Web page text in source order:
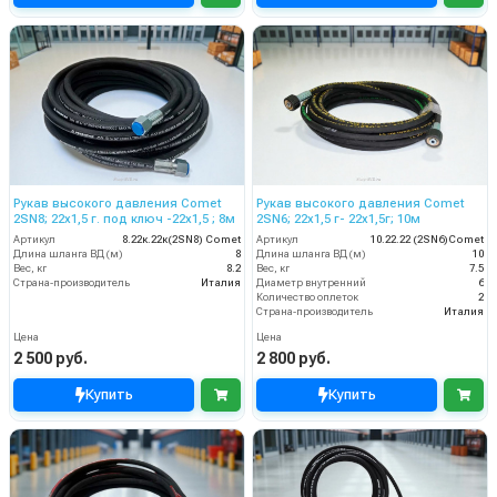
Рукав высокого давления Comet
2SN8; 22х1,5 г. под ключ -22х1,5 ; 8м
Артикул
8.22к.22к(2SN8) Comet
Длина шланга ВД (м)
8
Вес, кг
8.2
Страна-производитель
Италия
Цена
2 500 руб.
Купить
Рукав высокого давления Comet
2SN6; 22х1,5 г- 22х1,5г; 10м
Артикул
10.22.22 (2SN6)Comet
Длина шланга ВД (м)
10
Вес, кг
7.5
Диаметр внутренний
6
Количество оплеток
2
Страна-производитель
Италия
Цена
2 800 руб.
Купить